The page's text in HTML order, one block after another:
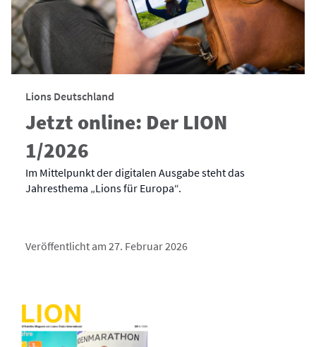
Lions Deutschland
Jetzt online: Der LION
1/2026
Im Mittelpunkt der digitalen Ausgabe steht das
Jahresthema „Lions für Europa“.
Veröffentlicht am 27. Februar 2026